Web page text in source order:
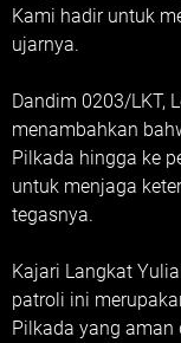
Kami hadir untuk
ujarnya.
Dandim 0203/LKT,
menambahkan
Pilkada hingga ke
untuk menjaga
tegasnya.
Kajari Langkat
patroli ini
Pilkada yang aman